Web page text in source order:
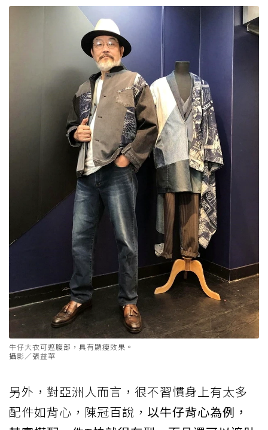
牛仔大衣可遮腹部，具有顯瘦效果。
攝影／張益華
另外，對亞洲人而言，很不習慣身上有太多
配件如背心，陳冠百說， 以牛仔背心為例，